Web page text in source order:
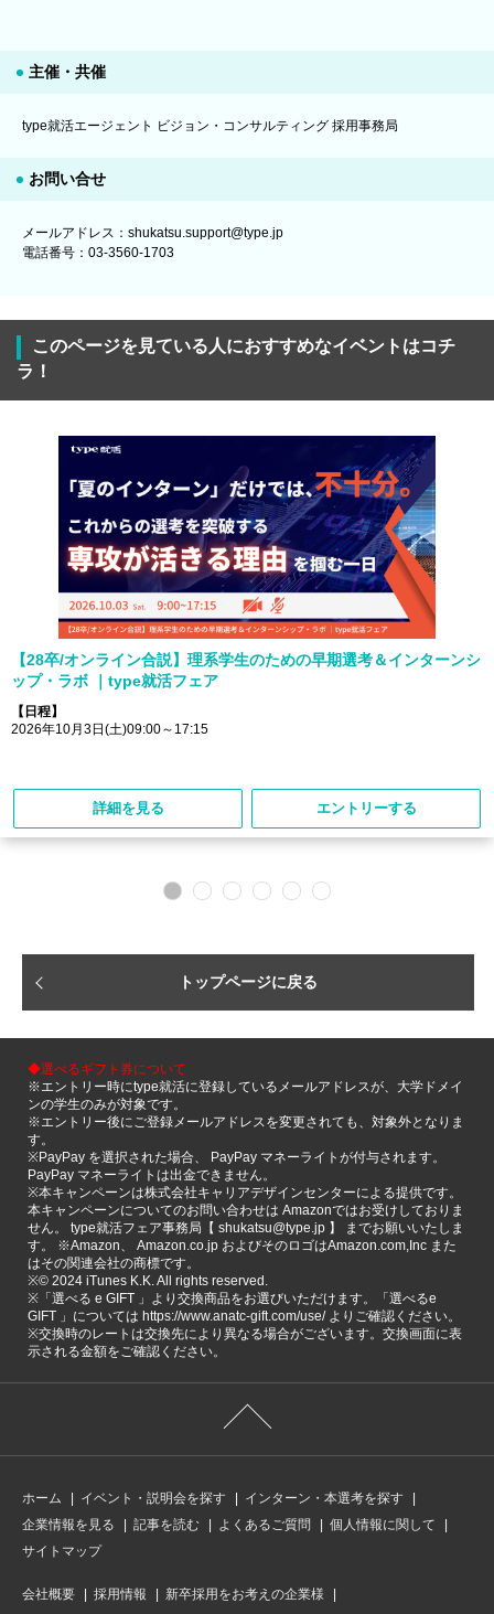
主催・共催
type就活エージェント ビジョン・コンサルティング 採用事務局
お問い合せ
メールアドレス：shukatsu.support@type.jp
電話番号：03-3560-1703
このページを見ている人におすすめなイベントはコチ
ラ！
【28卒/オンライン合説】理系学生のための早期選考＆インターンシ
ップ・ラボ ｜type就活フェア
【日程】
2026年10月3日(土)09:00～17:15
詳細を見る エントリーする
トップページに戻る
◆選べるギフト券について
※エントリー時にtype就活に登録しているメールアドレスが、大学ドメイ
ンの学生のみが対象です。
※エントリー後にご登録メールアドレスを変更されても、対象外となりま
す。
※PayPay を選択された場合、 PayPay マネーライトが付与されます。
PayPay マネーライトは出金できません。
※本キャンペーンは株式会社キャリアデザインセンターによる提供です。
本キャンペーンについてのお問い合わせは Amazonではお受けしておりま
せん。 type就活フェア事務局【 shukatsu@type.jp 】 までお願いいたしま
す。 ※Amazon、 Amazon.co.jp およびそのロゴはAmazon.com,Inc また
はその関連会社の商標です。
※©️ 2024 iTunes K.K. All rights reserved.
※「選べる e GIFT 」より交換商品をお選びいただけます。「選べるe
GIFT 」については https://www.anatc-gift.com/use/ よりご確認ください。
※交換時のレートは交換先により異なる場合がございます。交換画面に表
示される金額をご確認ください。
ホーム イベント・説明会を探す
インターン・本選考を探す
企業情報を見る
記事を読む よくあるご質問
個人情報に関して
サイトマップ
会社概要 採用情報
新卒採用をお考えの企業様